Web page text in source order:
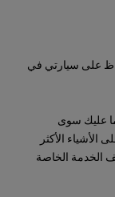
على سيارتي في
ما عليك سوى
الأكثر
الخدمة الخاصة